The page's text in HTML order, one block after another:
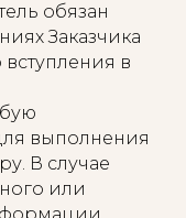
обязан
Заказчика
в
выполнения
В случае
или